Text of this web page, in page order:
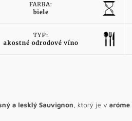
FARBA:
biele
TYP:
akostné odrodové víno
a lesklý Sauvignon, ktorý je v aróme